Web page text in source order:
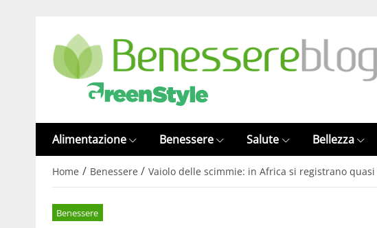
Alimentazione Benessere Salute Bellezza
Home / Benessere / Vaiolo delle scimmie: in Africa si registrano
Benessere